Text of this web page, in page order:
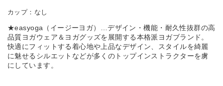
カップ：なし
★easyoga（イージーヨガ）…デザイン・機能・耐久性抜群の高
品質ヨガウェア＆ヨガグッズを展開する本格派ヨガブランド。
快適にフィットする着心地や上品なデザイン、スタイルを綺麗
に魅せるシルエットなどが多くのトップインストラクターを虜
にしています。